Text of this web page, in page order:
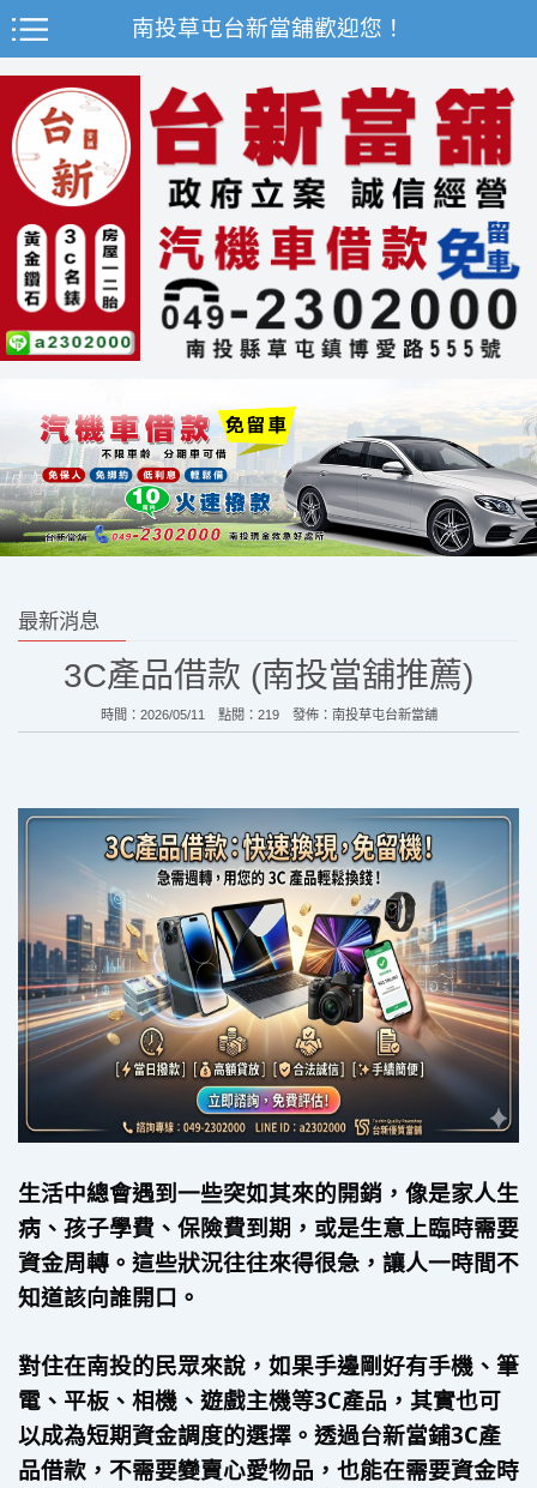
南投草屯台新當舖歡迎您！
最新消息
3C產品借款 (南投當舖推薦)
時間：2026/05/11 點閱：219 發佈： 南投草屯台新當舖
生活中總會遇到一些突如其來的開銷，像是家人生
病、孩子學費、保險費到期，或是生意上臨時需要
資金周轉。這些狀況往往來得很急，讓人一時間不
知道該向誰開口。
對住在南投的民眾來說，如果手邊剛好有手機、筆
電、平板、相機、遊戲主機等3C產品，其實也可
以成為短期資金調度的選擇。透過台新當鋪3C產
品借款，不需要變賣心愛物品，也能在需要資金時